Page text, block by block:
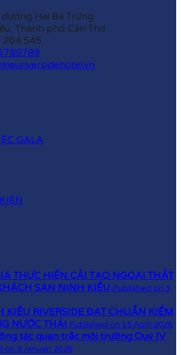
Hai Bà Trưng
Thành phố Cần Thơ
264 545
GALA
THỰC HIỆN CẢI TẠO NGOẠI THẤT
SẠN NINH KIỀU Published on 3
KIỀU RIVERSIDE ĐẠT CHUẨN KIỂM
NƯỚC THẢI Published on 15 April 2026
tác quan trắc môi trường Quý IV
on 6 Januari 2026